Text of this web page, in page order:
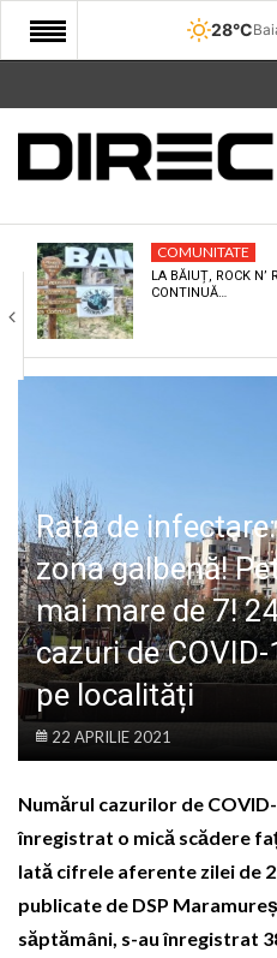
28°C
START
COMUNITATE
CULTURA
ECONOMIE
SANATATE
POLITIC
LIFE
COMUNITATE
LA BĂIUȚ, ROCK N’
CONTINUĂ…
Rata de
zona galbenă!
mai mare de 7!
cazuri de
pe localități
22 APRILIE 2021
Numărul cazurilor de
înregistrat o mică scădere
Iată cifrele aferente zilei de
publicate de DSP
săptămâni, s-au înregistrat